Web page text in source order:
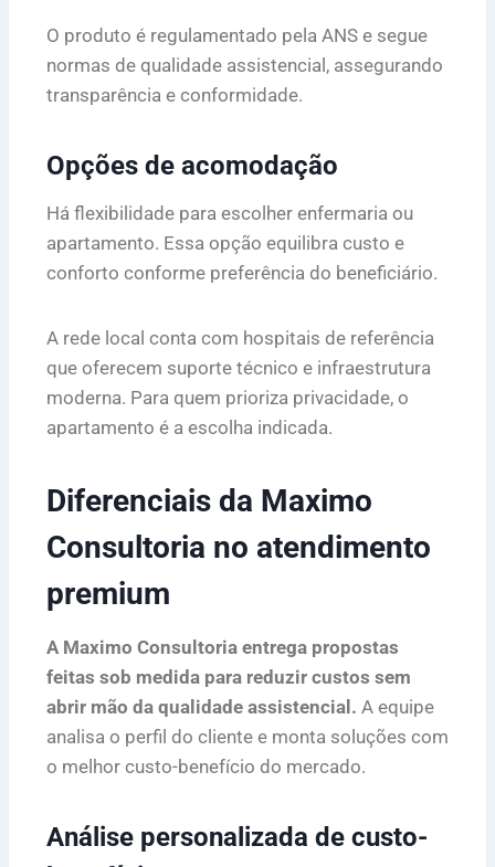
O produto é regulamentado pela ANS e segue
normas de qualidade assistencial, assegurando
transparência e conformidade.
Opções de acomodação
Há flexibilidade para escolher enfermaria ou
apartamento. Essa opção equilibra custo e
conforto conforme preferência do beneficiário.
A rede local conta com hospitais de referência
que oferecem suporte técnico e infraestrutura
moderna. Para quem prioriza privacidade, o
apartamento é a escolha indicada.
Diferenciais da Maximo
Consultoria no atendimento
premium
A Maximo Consultoria entrega propostas
feitas sob medida para reduzir custos sem
abrir mão da qualidade assistencial. A equipe
analisa o perfil do cliente e monta soluções com
o melhor custo-benefício do mercado.
Análise personalizada de custo-